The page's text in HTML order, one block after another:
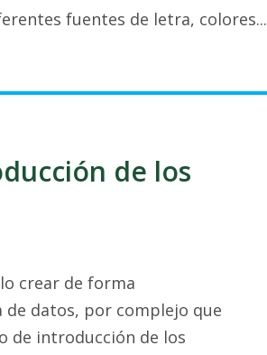
fuentes de letra, colores...
de los
crear de forma
datos, por complejo que
de introducción de los